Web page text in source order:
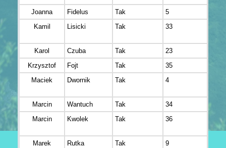
Joanna Fidelus Tak 5
Kamil
Lisicki Tak 33
Karol
Czuba Tak 23
Krzysztof
Fojt Tak 35
Maciek
Dwornik Tak 4
Marcin Wantuch Tak 34
Marcin
Kwolek Tak 36
Marek Rutka Tak 9